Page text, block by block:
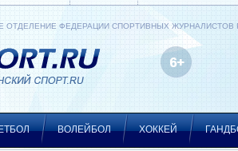
ОТДЕЛЕНИЕ ФЕДЕРАЦИИ СПОРТИВНЫХ ЖУРНАЛИСТОВ
ВОЛЕЙБОЛ ХОККЕЙ